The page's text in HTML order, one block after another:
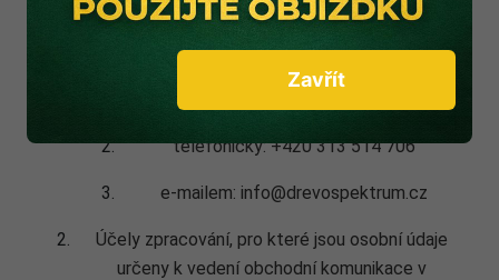
DŘEVOSPEKTRUM Rakovník s.r.o., IČO:
04902955, kterého lze kontaktovat:
písemně: Lišanská 2760, Rakovník II, 269 01
telefonicky: +420 313 514 706
e-mailem: info@drevospektrum.cz
Účely zpracování, pro které jsou osobní údaje
určeny k vedení obchodní komunikace v
Zavřít